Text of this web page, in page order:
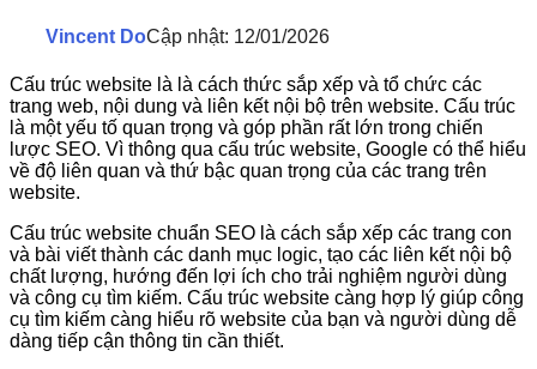
Vincent DoCập nhật: 12/01/2026
Cấu trúc website là là cách thức sắp xếp và tổ chức các
trang web, nội dung và liên kết nội bộ trên website. Cấu trúc
là một yếu tố quan trọng và góp phần rất lớn trong chiến
lược SEO. Vì thông qua cấu trúc website, Google có thể hiểu
về độ liên quan và thứ bậc quan trọng của các trang trên
website.
Cấu trúc website chuẩn SEO là cách sắp xếp các trang con
và bài viết thành các danh mục logic, tạo các liên kết nội bộ
chất lượng, hướng đến lợi ích cho trải nghiệm người dùng
và công cụ tìm kiếm. Cấu trúc website càng hợp lý giúp công
cụ tìm kiếm càng hiểu rõ website của bạn và người dùng dễ
dàng tiếp cận thông tin cần thiết.